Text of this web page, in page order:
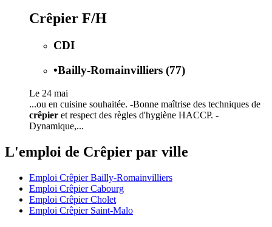
Crêpier F/H
CDI
•Bailly-Romainvilliers (77)
Le 24 mai
...ou en cuisine souhaitée. -Bonne maîtrise des techniques de
crêpier et respect des règles d'hygiène HACCP. -
Dynamique,...
L'emploi de Crêpier par ville
Emploi Crêpier Bailly-Romainvilliers
Emploi Crêpier Cabourg
Emploi Crêpier Cholet
Emploi Crêpier Saint-Malo